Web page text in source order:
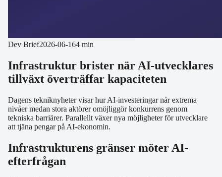
Dev Brief2026-06-164 min
Infrastruktur brister när AI-utvecklares
tillväxt överträffar kapaciteten
Dagens tekniknyheter visar hur AI-investeringar når extrema
nivåer medan stora aktörer omöjliggör konkurrens genom
tekniska barriärer. Parallellt växer nya möjligheter för utvecklare
att tjäna pengar på AI-ekonomin.
Infrastrukturens gränser möter AI-
efterfrågan